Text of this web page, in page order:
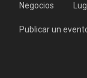
Negocios
Publicar un